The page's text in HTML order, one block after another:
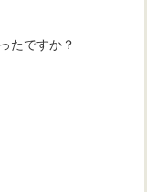
たですか？